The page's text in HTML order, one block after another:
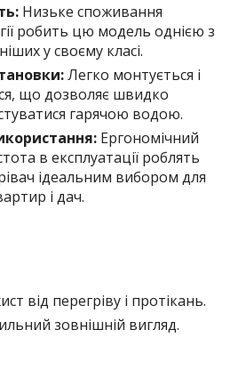
Низьке споживання
робить цю модель однією з
у своєму класі.
Легко монтується і
що дозволяє швидко
гарячою водою.
Ергономічний
в експлуатації роблять
ідеальним вибором для
і дач.
від перегріву і протікань.
зовнішній вигляд.